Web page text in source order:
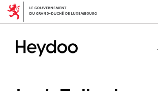
Aller
au
principal